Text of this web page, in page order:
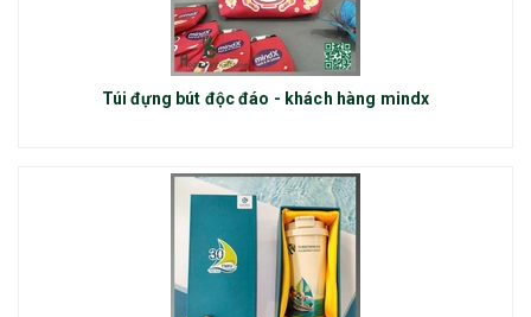
Túi đựng bút độc đáo - khách hàng mindx